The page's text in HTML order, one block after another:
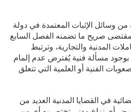
من وسائل الإثبات المعتمدة في دولة
بمقتضى صريح ما تضمنه الفصل السابع
المدنية والتجارية، وترتبط
بوجود مسألة فنية يُفترض عدم إلمام
الفنية أو العلمية التي تتعلق
في القضايا المدنية العديد من